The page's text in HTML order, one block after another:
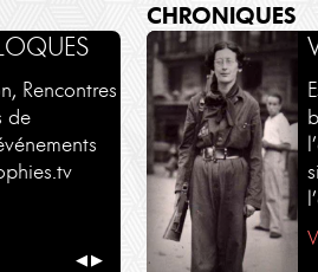
Rencontres
de
Voir
◀▶
CHRONIQUES